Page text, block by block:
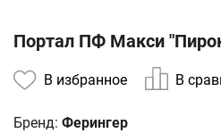
Портал ПФ Макси
В избранное В
Бренд: Ферингер